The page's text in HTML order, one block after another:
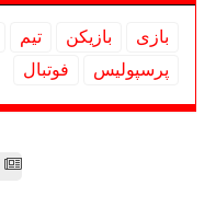
بازی بازیكن تیم
پرسپولیس
فوتبال